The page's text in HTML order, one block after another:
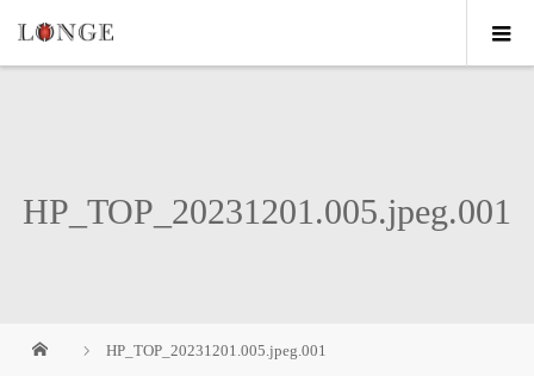
HP_TOP_20231201.005.jpeg.001
HP_TOP_20231201.005.jpeg.001